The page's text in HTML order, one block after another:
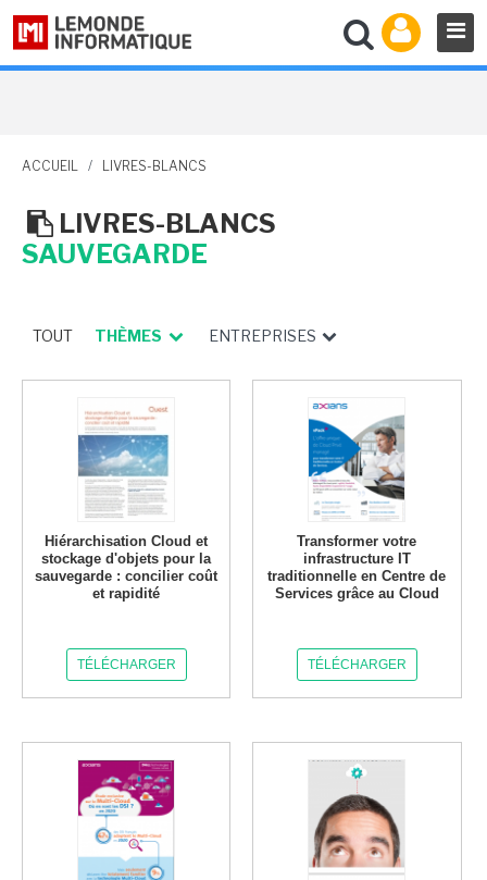
ACCUEIL / LIVRES-BLANCS
LIVRES-BLANCS
SAUVEGARDE
TOUT THÈMES ENTREPRISES
Hiérarchisation Cloud et
stockage d'objets pour la
sauvegarde : concilier coût
et rapidité
TÉLÉCHARGER
Transformer votre
infrastructure IT
traditionnelle en Centre de
Services grâce au Cloud
TÉLÉCHARGER